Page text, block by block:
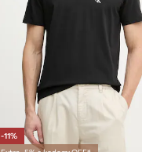
-11%